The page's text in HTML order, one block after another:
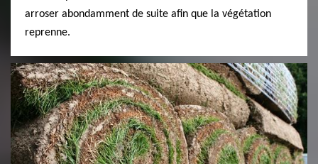
arroser abondamment de suite afin que la végétation
reprenne.